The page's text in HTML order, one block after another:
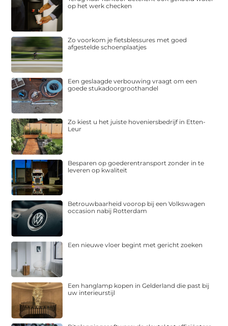
op het werk checken
Zo voorkom je fietsblessures met goed
afgestelde schoenplaatjes
Een geslaagde verbouwing vraagt om een
goede stukadoorgroothandel
Zo kiest u het juiste hoveniersbedrijf in Etten-
Leur
Besparen op goederentransport zonder in te
leveren op kwaliteit
Betrouwbaarheid voorop bij een Volkswagen
occasion nabij Rotterdam
Een nieuwe vloer begint met gericht zoeken
Een hanglamp kopen in Gelderland die past bij
uw interieurstijl